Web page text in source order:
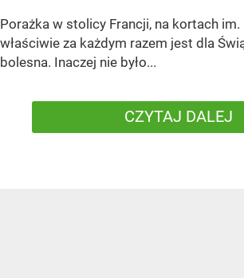
Porażka w stolicy Francji, na kortach im.
właściwie za każdym razem jest dla
bolesna. Inaczej nie było...
CZYTAJ DALEJ